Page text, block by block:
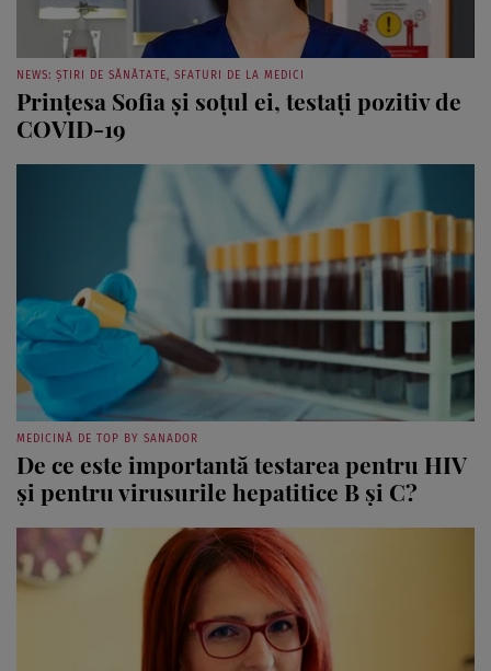
NEWS: ȘTIRI DE SĂNĂTATE, SFATURI DE LA MEDICI
Prințesa Sofia și soțul ei, testați pozitiv de
COVID-19
MEDICINĂ DE TOP BY SANADOR
De ce este importantă testarea pentru HIV
și pentru virusurile hepatitice B și C?